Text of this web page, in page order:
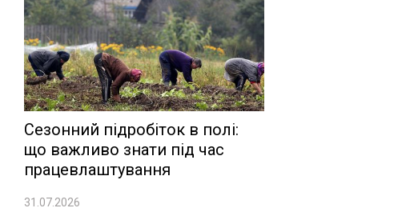
Сезонний підробіток в полі:
що важливо знати під час
працевлаштування
31.07.2026